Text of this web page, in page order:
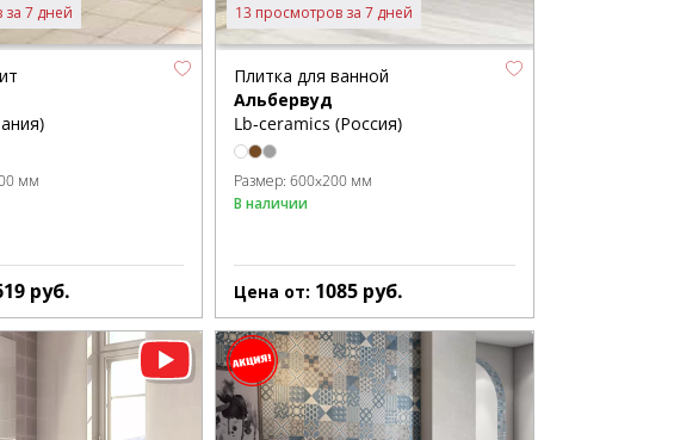
7 дней
мм
руб.
13 просмотров за 7 дней
Плитка для ванной
Альбервуд
Lb-ceramics (Россия)
Размер: 600x200 мм
В наличии
Цена от: 1085 руб.